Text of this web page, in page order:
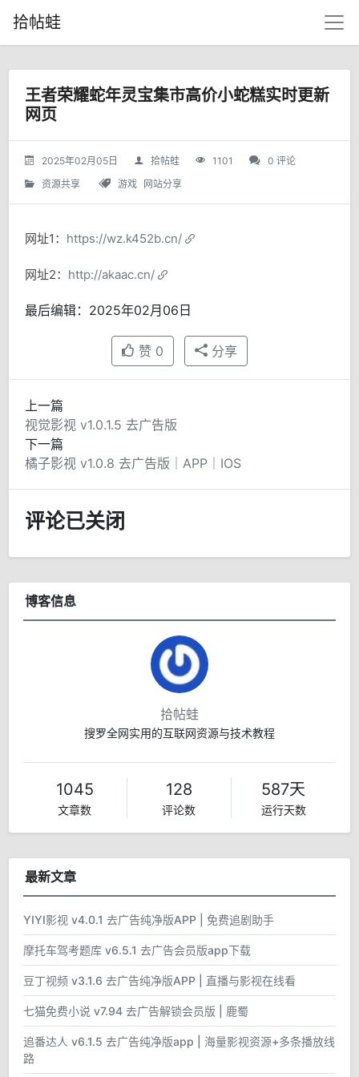
拾帖蛙
王者荣耀蛇年灵宝集市高价小蛇糕实时更新
网页
2025年02月05日 拾帖蛙 1101
0 评论
资源共享
游戏 网站分享
网址1： https://wz.k452b.cn/
网址2： http://akaac.cn/
最后编辑：2025年02月06日
赞 0 分享
上一篇
视觉影视 v1.0.1.5 去广告版
下一篇
橘子影视 v1.0.8 去广告版｜APP｜IOS
评论已关闭
博客信息
拾帖蛙
搜罗全网实用的互联网资源与技术教程
1045
文章数
128
评论数
587天
运行天数
最新文章
YIYI影视 v4.0.1 去广告纯净版APP | 免费追剧助手
摩托车驾考题库 v6.5.1 去广告会员版app下载
豆丁视频 v3.1.6 去广告纯净版APP | 直播与影视在线看
七猫免费小说 v7.94 去广告解锁会员版 | 鹿蜀
追番达人 v6.1.5 去广告纯净版app | 海量影视资源+多条播放线
路